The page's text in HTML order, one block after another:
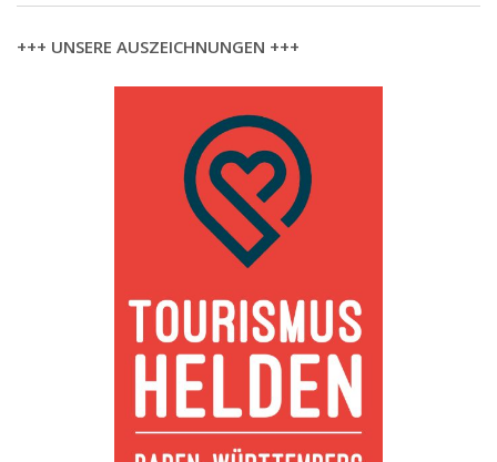
+++ UNSERE AUSZEICHNUNGEN +++